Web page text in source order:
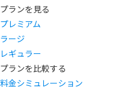
プランを見る
プレミアム
ラージ
レギュラー
プランを比較する
料金シミュレーション